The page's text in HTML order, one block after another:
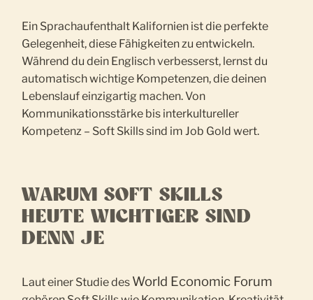
Ein Sprachaufenthalt Kalifornien ist die perfekte
Gelegenheit, diese Fähigkeiten zu entwickeln.
Während du dein Englisch verbesserst, lernst du
automatisch wichtige Kompetenzen, die deinen
Lebenslauf einzigartig machen. Von
Kommunikationsstärke bis interkultureller
Kompetenz – Soft Skills sind im Job Gold wert.
WARUM SOFT SKILLS
HEUTE WICHTIGER SIND
DENN JE
Laut einer Studie des World Economic Forum